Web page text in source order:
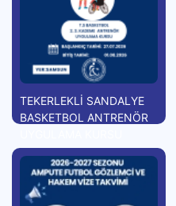
TEKERLEKLİ SANDALYE
BASKETBOL ANTRENÖR